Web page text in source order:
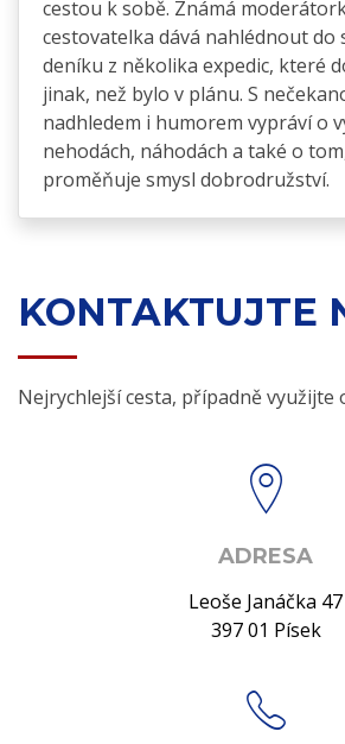
cestou k sobě. Známá
cestovatelka dává nahlédnout do
deníku z několika expedic, které
jinak, než bylo v plánu. S
nadhledem i humorem vypráví o
nehodách, náhodách a také o
proměňuje smysl dobrodružství.
KONTAKTUJTE
Nejrychlejší cesta, případně využijte
ADRESA
Leoše Janáčka 47
397 01 Písek